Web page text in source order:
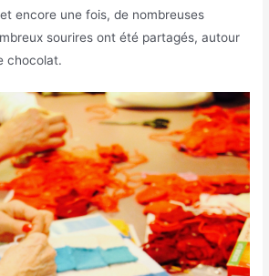
encore une fois, de nombreuses
sourires ont été partagés, autour
chocolat.